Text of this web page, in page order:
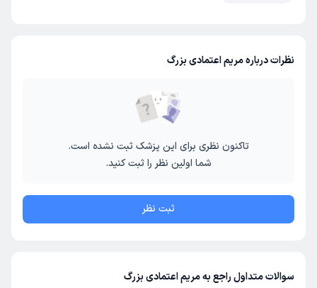
نظرات درباره مریم اعتمادی بزرگ
تاکنون نظری برای این پزشک ثبت نشده است.
شما اولین نظر را ثبت کنید.
ثبت نظر
سوالات متداول راجع به مریم اعتمادی بزرگ